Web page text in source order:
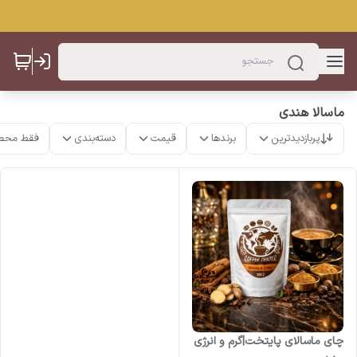
ماسالا هندی
پربازدیدترین برندها قیمت دسته‌بندی فقط
چای ماسالای پایتخت|گرم و انرژی